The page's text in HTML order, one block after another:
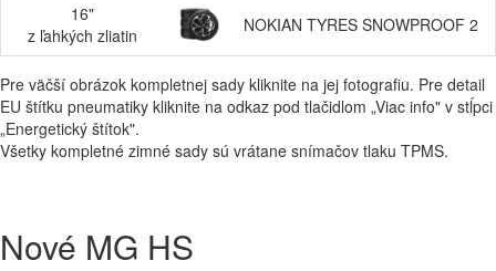
16"
z ľahkých zliatin
NOKIAN TYRES SNOWPROOF 2
Pre väčší obrázok kompletnej sady kliknite na jej fotografiu. Pre detail
EU štítku pneumatiky kliknite na odkaz pod tlačidlom „Viac info" v stĺpci
„Energetický štítok".
Všetky kompletné zimné sady sú vrátane snímačov tlaku TPMS.
Nové MG HS